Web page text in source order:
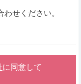
せください。
に同意して